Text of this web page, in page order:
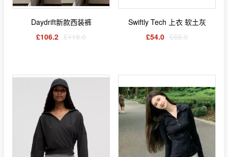
Daydrift新款西装裤
£106.2 £118.0
Swiftly Tech 上衣 软土灰
£54.0 £68.0